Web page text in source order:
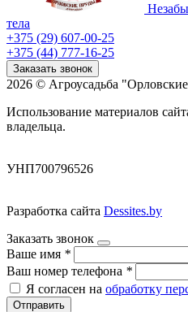
тела
+375 (29) 607-00-25
+375 (44) 777-16-25
Заказать звонок
2026 © Агроусадьба
Использование материалов
владельца.
УНП700796526
Разработка сайта Dessites.by
Заказать звонок
Ваше имя *
Ваш номер телефона *
Я согласен на обработку
Отправить